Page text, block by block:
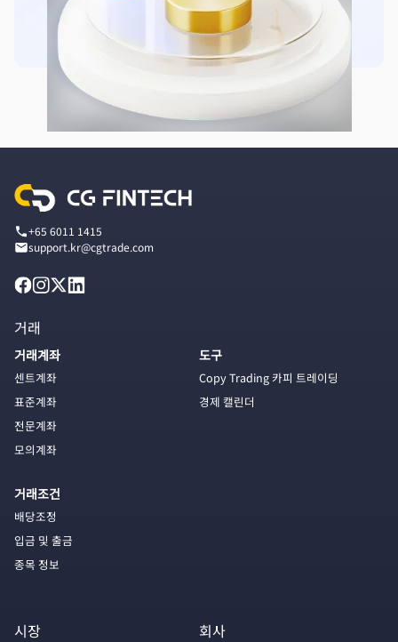
+65 6011 1415
support.kr@cgtrade.com
거래
거래계좌
센트계좌
표준계좌
전문계좌
모의계좌
거래조건
배당조정
입금 및 출금
종목 정보
도구
Copy Trading 카피 트레이딩
경제 캘린더
시장 회사